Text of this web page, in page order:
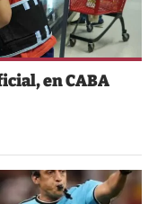
en CABA